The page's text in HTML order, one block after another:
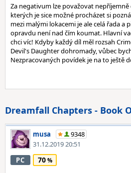
Za negativum lze považovat
kterých je sice možné procházet si
mezi malými lokacemi je ale celá řada a
opravdu není nad čím koumat. Hlavní
chci víc! Kdyby každý díl měl rozsah
Devil's Daughter dohromady, vůbec
Nezpracovaných povídek je na to ještě
Dreamfall Chapters - Book
musa
9348
31.12.2019 20:51
PC 70